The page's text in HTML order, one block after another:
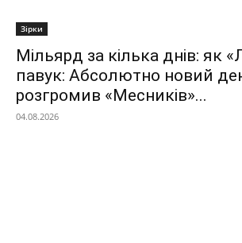
Зірки
Мільярд за кілька днів: як
павук: Абсолютно новий
розгромив «Месників»...
04.08.2026